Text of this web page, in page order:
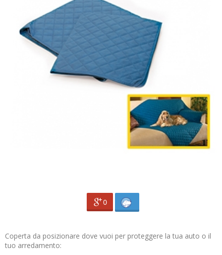
0
Coperta da posizionare dove vuoi per proteggere la tua auto o il
tuo arredamento: